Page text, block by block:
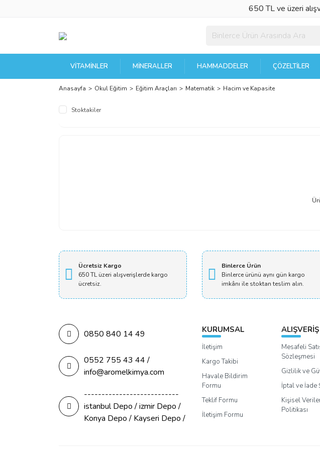
650 TL ve üzeri
VITAMINLER MINERALLER HAMMADDELER ÇÖZELTILER
Anasayfa Okul Eğitim Eğitim Araçları Matematik Hacim ve Kapasite
Stoktakiler
Ücretsiz Kargo
650 TL üzeri alışverişlerde kargo
ücretsiz.
Binlerce Ürün
Binlerce ürünü aynı gün kargo
imkânı ile stoktan teslim alın.
0850 840 14 49
0552 755 43 44 /
info@aromelkimya.com
---------------------------
istanbul Depo / izmir Depo /
Konya Depo / Kayseri Depo /
KURUMSAL
İletişim
Kargo Takibi
Havale Bildirim
Formu
Teklif Formu
İletişim Formu
ALIŞVERİŞ
Mesafeli
Sözleşmesi
Gizlilik ve
İptal ve İade
Kişisel
Politikası